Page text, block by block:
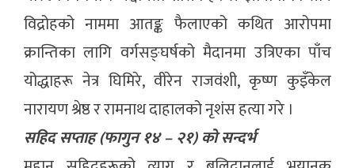
विद्रोहको नाममा आतङ्क फैलाएको कथित आरोपमा
क्रान्तिका लागि वर्गसङ्घर्षको मैदानमा उत्रिएका पाँच
योद्धाहरू नेत्र घिमिरे, वीरेन राजवंशी, कृष्ण कुइँकेल
नारायण श्रेष्ठ र रामनाथ दाहालको नृशंस हत्या गरे ।
सहिद सप्ताह (फागुन १४ – २१) को सन्दर्भ